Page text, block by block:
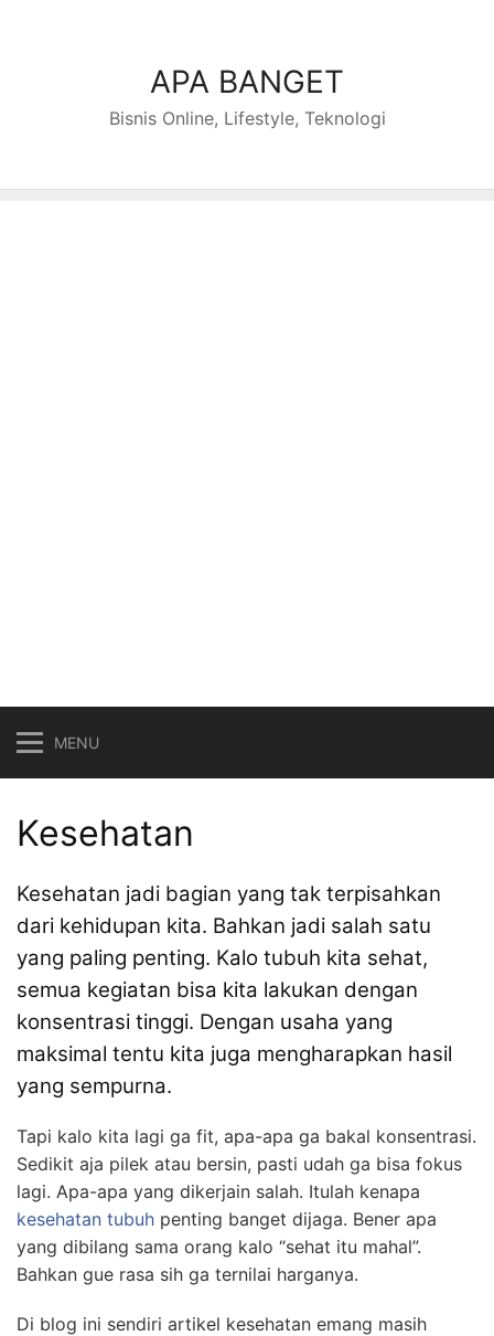
APA BANGET
Bisnis Online, Lifestyle, Teknologi
MENU
Kesehatan
Kesehatan jadi bagian yang tak terpisahkan
dari kehidupan kita. Bahkan jadi salah satu
yang paling penting. Kalo tubuh kita sehat,
semua kegiatan bisa kita lakukan dengan
konsentrasi tinggi. Dengan usaha yang
maksimal tentu kita juga mengharapkan hasil
yang sempurna.
Tapi kalo kita lagi ga fit, apa-apa ga bakal konsentrasi.
Sedikit aja pilek atau bersin, pasti udah ga bisa fokus
lagi. Apa-apa yang dikerjain salah. Itulah kenapa
kesehatan tubuh penting banget dijaga. Bener apa
yang dibilang sama orang kalo “sehat itu mahal”.
Bahkan gue rasa sih ga ternilai harganya.
Di blog ini sendiri artikel kesehatan emang masih